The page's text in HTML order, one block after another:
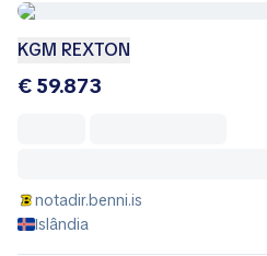
KGM REXTON
€ 59.873
notadir.benni.is
Islândia